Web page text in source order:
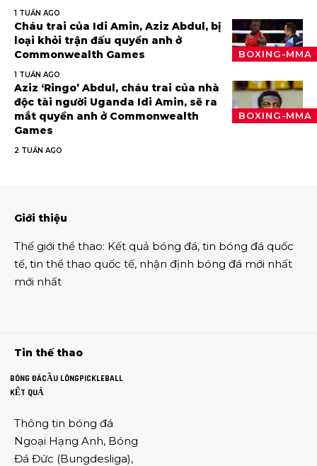
1 TUẦN AGO
BOXING-MMA
Cháu trai của Idi Amin, Aziz Abdul, bị
loại khỏi trận đấu quyền anh ở
Commonwealth Games
1 TUẦN AGO
BOXING-MMA
Aziz ‘Ringo’ Abdul, cháu trai của nhà
độc tài người Uganda Idi Amin, sẽ ra
mắt quyền anh ở Commonwealth
Games
2 TUẦN AGO
Giới thiệu
Thế giới thể thao: Kết quả bóng đá, tin bóng đá quốc
tế, tin thể thao quốc tế, nhận định bóng đá mới nhất
mới nhất
Tin thế thao
BÓNG ĐÁCẦU LÔNGPICKLEBALL
KẾT QUẢ
Thông tin bóng đá
Ngoại Hạng Anh, Bóng
Đá Đức (Bungdesliga),